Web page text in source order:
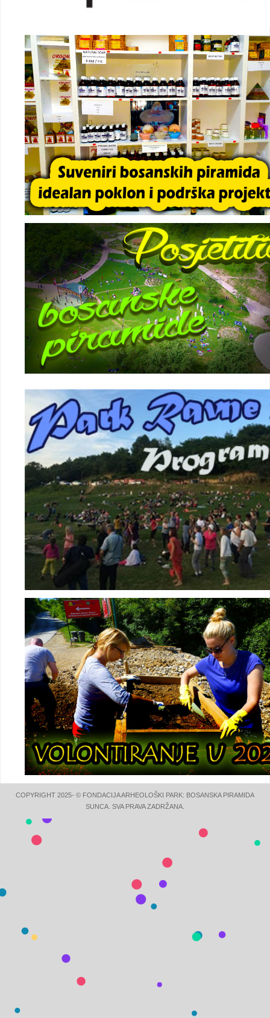
COPYRIGHT 2025- © FONDACIJA ARHEOLOŠKI PARK: BOSANSKA PIRAMIDA
SUNCA. SVA PRAVA ZADRŽANA.